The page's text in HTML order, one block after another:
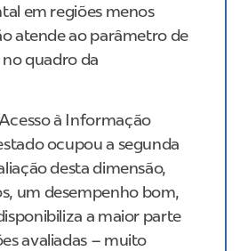
em regiões menos
atende ao parâmetro de
quadro da
à Informação
ocupou a segunda
desta dimensão,
um desempenho bom,
a maior parte
avaliadas – muito